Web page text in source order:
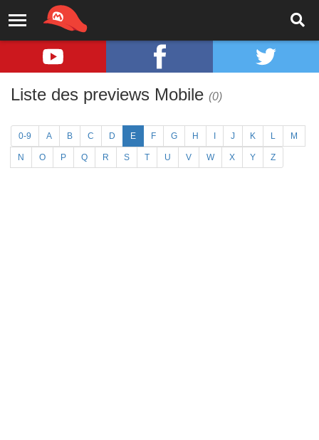
Liste des previews Mobile (0)
0-9 A B C D E F G H J K L M
N O P Q R S T U V W X Y Z